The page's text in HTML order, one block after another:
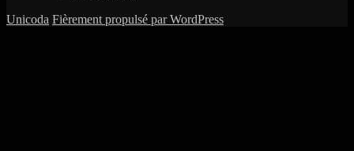
Unicoda Fièrement propulsé par WordPress